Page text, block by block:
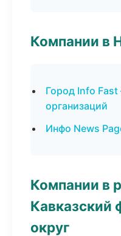
Компании в
Город Info
организаций
Инфо News
Компании в
Кавказский
округ